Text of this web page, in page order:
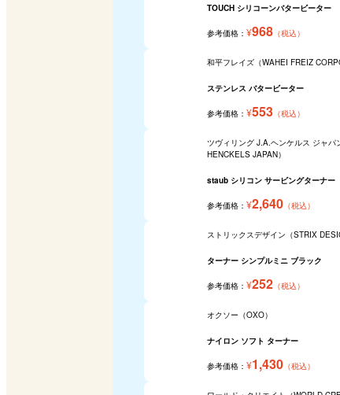
TOUCH シリコーンバタービーター
参考価格： ¥968 （税込）
和平フレイズ（WAHEI FREIZ
ステンレス バタービーター
参考価格： ¥553 （税込）
ツヴィリング J.A.ヘンケルス ジャパ
HENCKELS JAPAN）
staub シリコン サービングターナー
参考価格： ¥2,640 （税込）
ストリックスデザイン（STRIX
ターナー シンプルミニ ブラック
参考価格： ¥252 （税込）
オクソー（OXO）
ナイロン ソフト ターナー
参考価格： ¥1,430 （税込）